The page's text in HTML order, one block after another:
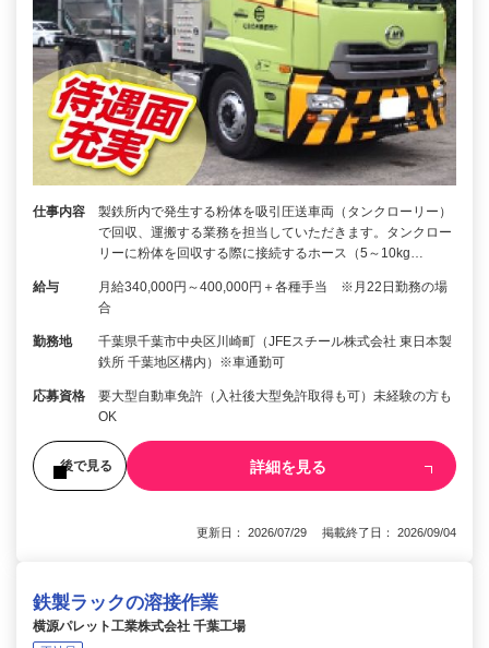
仕事内容
製鉄所内で発生する粉体を吸引圧送車両（タンクローリー）
で回収、運搬する業務を担当していただきます。タンクロー
リーに粉体を回収する際に接続するホース（5～10kg…
給与
月給340,000円～400,000円＋各種手当 ※月22日勤務の場
合
勤務地
千葉県千葉市中央区川崎町（JFEスチール株式会社 東日本製
鉄所 千葉地区構内）※車通勤可
応募資格
要大型自動車免許（入社後大型免許取得も可）未経験の方も
OK
後で見る 詳細を見る
更新日： 2026/07/29 掲載終了日： 2026/09/04
鉄製ラックの溶接作業
横源パレット工業株式会社 千葉工場